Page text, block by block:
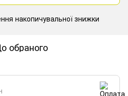
накопичувальної знижки
обраного